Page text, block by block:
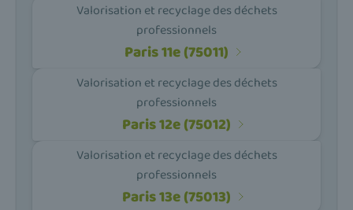
Valorisation et recyclage des déchets
professionnels
Paris 11e (75011)
Valorisation et recyclage des déchets
professionnels
Paris 12e (75012)
Valorisation et recyclage des déchets
professionnels
Paris 13e (75013)